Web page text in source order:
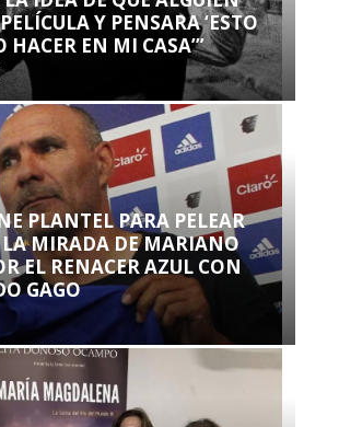
Y PENSARA ‘ESTO
HACER EN MI CASA’”
PLANTEL PARA PELEAR
MIRADA DE MARIANO
EL RENACER AZUL CON
GAGO